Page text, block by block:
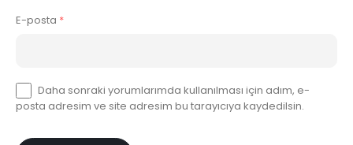
E-posta *
Daha sonraki yorumlarımda kullanılması için adım, e-
posta adresim ve site adresim bu tarayıcıya kaydedilsin.